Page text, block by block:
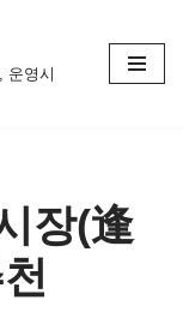
영시
장(逢